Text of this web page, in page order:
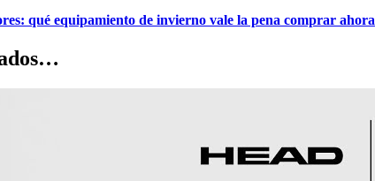
qué equipamiento de invierno vale la pena comprar ahora